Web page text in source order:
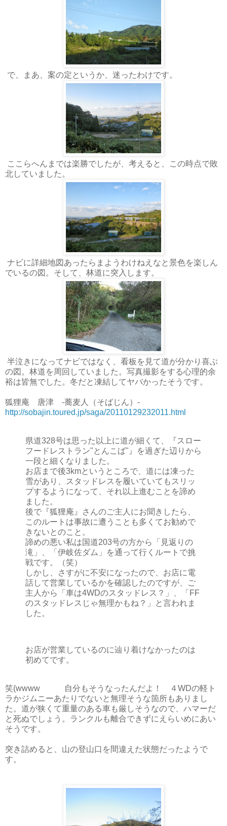
で、まあ、案の定というか、迷ったわけです。
ここらへんまでは楽勝でしたが、考えると、この時点で敗
北していました。
ナビに詳細地図あったらまようわけねえなと景色を楽しん
でいるの図。そして、林道に突入します。
半泣きになってナビではなく、看板を見て道が分かり喜ぶ
の図。林道を周回していました。写真撮影をする心理的余
裕は皆無でした。冬だと凍結してヤバかったそうです。
狐狸庵 唐津 -蕎麦人（そばじん）-
http://sobajin.toured.jp/saga/20110129232011.html
県道328号は思った以上に道が細くて、『スロー
フードレストラン"とんこば"』を過ぎた辺りから
一段と細くなりました。
お店まで後3kmというところで、道には凍った
雪があり、スタッドレスを履いていてもスリッ
プするようになって、それ以上進むことを諦め
ました。
後で『狐狸庵』さんのご主人にお聞きしたら、
このルートは事故に遭うことも多くてお勧めで
きないとのこと。
諦めの悪い私は国道203号の方から「見返りの
滝」、「伊岐佐ダム」を通って行くルートで挑
戦です。（笑）
しかし、さすがに不安になったので、お店に電
話して営業しているかを確認したのですが、ご
主人から「車は4WDのスタッドレス？」、「FF
のスタッドレスじゃ無理かもね？」と言われま
した。
お店が営業しているのに辿り着けなかったのは
初めてです。
笑(wwww 自分もそうなったんだよ！ ４WDの軽ト
ラかジムニーあたりでないと無理そうな箇所もありまし
た。道が狭くて重量のある車も厳しそうなので、ハマーだ
と死ぬでしょう。ランクルも離合できずにえらいめにあい
そうです。
突き詰めると、山の登山口を間違えた状態だったようで
す。